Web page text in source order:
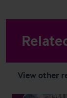
View other